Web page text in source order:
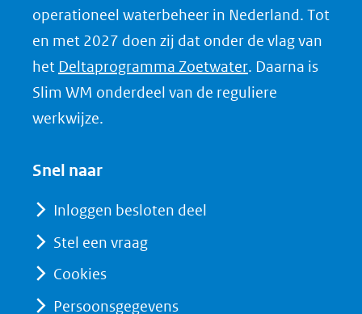
k
e
d
I
venster)
een
andere
operationeel waterbeheer in Nederland. Tot
en met 2027 doen zij dat onder de vlag van
het Deltaprogramma Zoetwater(opent
in
. Daarna is
Slim WM onderdeel van de reguliere
werkwijze.
Snel naar
Inloggen besloten deel
Stel een vraag
Cookies
Persoonsgegevens